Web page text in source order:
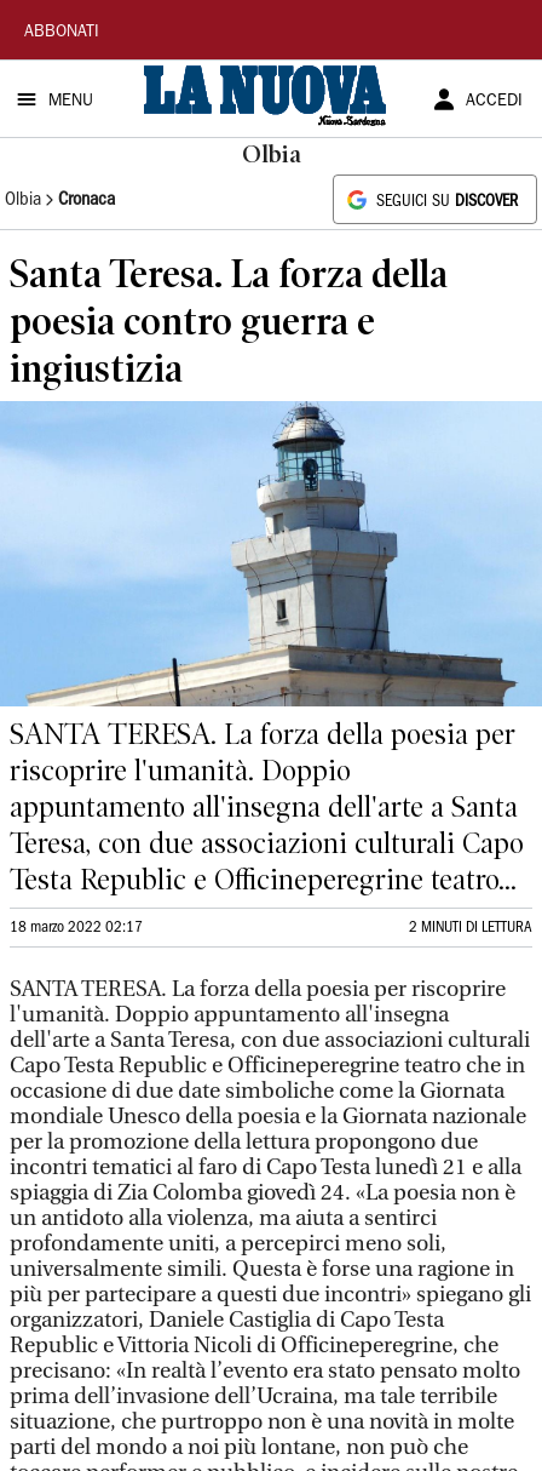
La
Nuova
Sardegna
ABBONATI
MENU ACCEDI
Olbia
Olbia Cronaca SEGUICI SU DISCOVER
Santa Teresa. La forza della
poesia contro guerra e
ingiustizia
SANTA TERESA. La forza della poesia per
riscoprire l'umanità. Doppio
appuntamento all'insegna dell'arte a Santa
Teresa, con due associazioni culturali Capo
Testa Republic e Officineperegrine teatro...
18 marzo 2022 02:17 2 MINUTI DI LETTURA
SANTA TERESA. La forza della poesia per riscoprire
l'umanità. Doppio appuntamento all'insegna
dell'arte a Santa Teresa, con due associazioni culturali
Capo Testa Republic e Officineperegrine teatro che in
occasione di due date simboliche come la Giornata
mondiale Unesco della poesia e la Giornata nazionale
per la promozione della lettura propongono due
incontri tematici al faro di Capo Testa lunedì 21 e alla
spiaggia di Zia Colomba giovedì 24. «La poesia non è
un antidoto alla violenza, ma aiuta a sentirci
profondamente uniti, a percepirci meno soli,
universalmente simili. Questa è forse una ragione in
più per partecipare a questi due incontri» spiegano gli
organizzatori, Daniele Castiglia di Capo Testa
Republic e Vittoria Nicoli di Officineperegrine, che
precisano: «In realtà l’evento era stato pensato molto
prima dell’invasione dell’Ucraina, ma tale terribile
situazione, che purtroppo non è una novità in molte
parti del mondo a noi più lontane, non può che